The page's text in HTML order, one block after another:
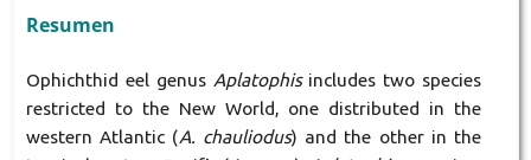
Resumen
Ophichthid eel genus Aplatophisincludes two species
restricted to the New World, one distributed in the
western Atlantic (A. chauliodus) and the other in the